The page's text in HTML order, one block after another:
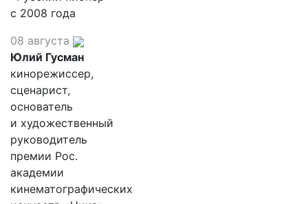
с 2008 года
08 августа
Юлий Гусман
кинорежиссер,
сценарист,
основатель
и художественный
руководитель
премии Рос.
академии
кинематографических